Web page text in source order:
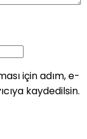
için adım, e-
kaydedilsin.